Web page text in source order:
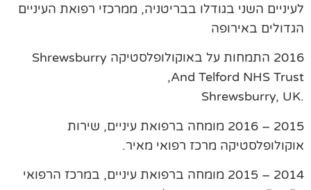
השני בגודלו בבריטניה, ממרכזי רפואת העיניים
באירופה
2016 התמחות על באוקולופלסטיקה Shrewsburry
And Telford NHS
2015 – 2016 מומחה ברפואת עיניים, שירות
מרכז רפואי מאיר.
2014 – 2015 מומחה ברפואת עיניים, במרכז הרפואי